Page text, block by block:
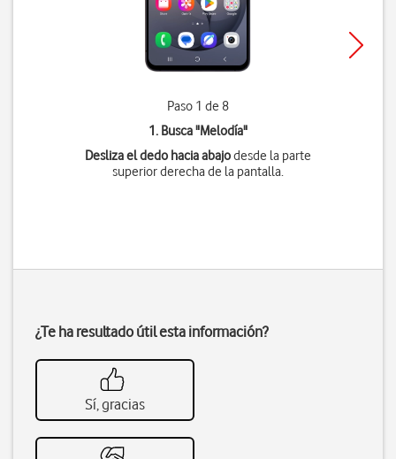
Paso 1 de 8
1. Busca "Melodía"
Desliza el dedo hacia abajodesde la parte
superior derecha de la pantalla.
¿Te ha resultado útil esta información?
Sí, gracias